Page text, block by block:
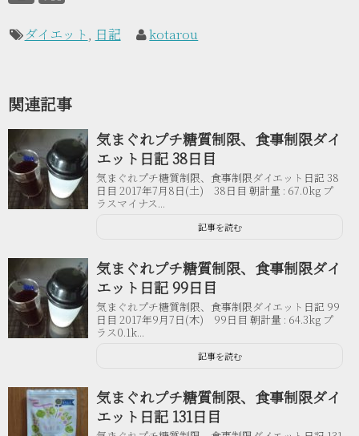
ダイエット, 日記 kotarou
関連記事
気まぐれプチ糖質制限、食事制限ダイ
エット日記 38日目
気まぐれプチ糖質制限、食事制限ダイエット日記 38
日目 2017年7月8日(土) 38日目 朝計量 : 67.0kg プ
ラスマイナス...
記事を読む
気まぐれプチ糖質制限、食事制限ダイ
エット日記 99日目
気まぐれプチ糖質制限、食事制限ダイエット日記 99
日目 2017年9月7日(木) 99日目 朝計量 : 64.3kg プ
ラス0.1k...
記事を読む
気まぐれプチ糖質制限、食事制限ダイ
エット日記 131日目